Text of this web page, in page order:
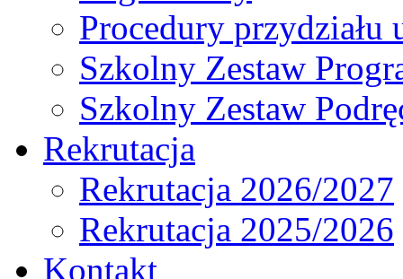
Procedury
Szkolny Zestaw
Szkolny Zestaw
Rekrutacja
Rekrutacja 2026/2027
Rekrutacja 2025/2026
Kontakt